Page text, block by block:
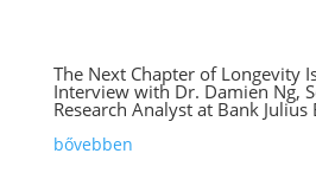
The Next Chapter of Longevity
Interview with Dr. Damien Ng,
Research Analyst at Bank Julius
bővebben